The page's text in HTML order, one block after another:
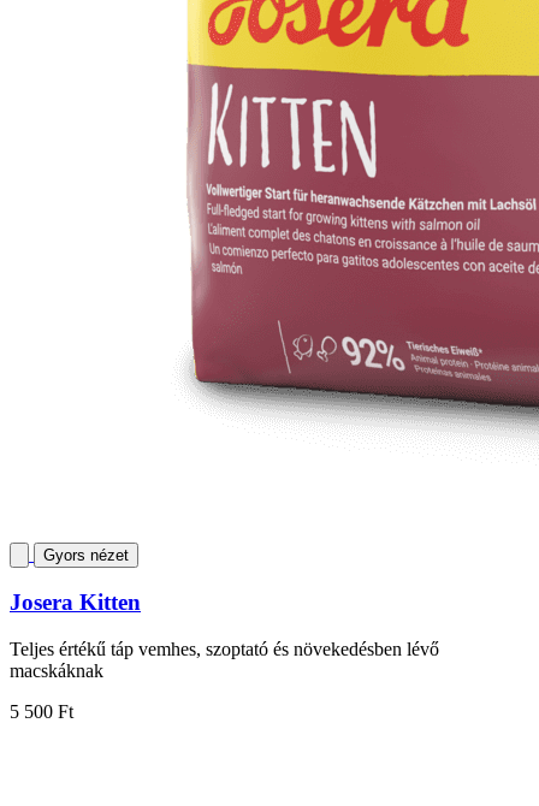
Gyors nézet
Josera Kitten
Teljes értékű táp vemhes, szoptató és növekedésben lévő
macskáknak
5 500 Ft